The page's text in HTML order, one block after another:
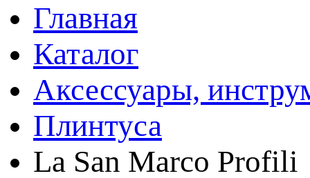
Главная
Каталог
Аксессуары,
Плинтуса
La San Marco Profili